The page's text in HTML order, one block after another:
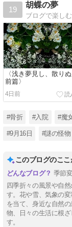
19
胡蝶の夢
〈浅き夢見し、散り
前篇〉
4日前
#骨折 #入院 #魔
#9月16日 #謎の怪物
このブログのこ
季節
四季折々の風景や自
す。花や雪、気象の
を当て、身近な自然
物、日々の生活に根
す。